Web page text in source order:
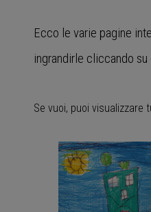
Ecco le varie pagine
ingrandirle cliccando su
Se vuoi, puoi visualizzare